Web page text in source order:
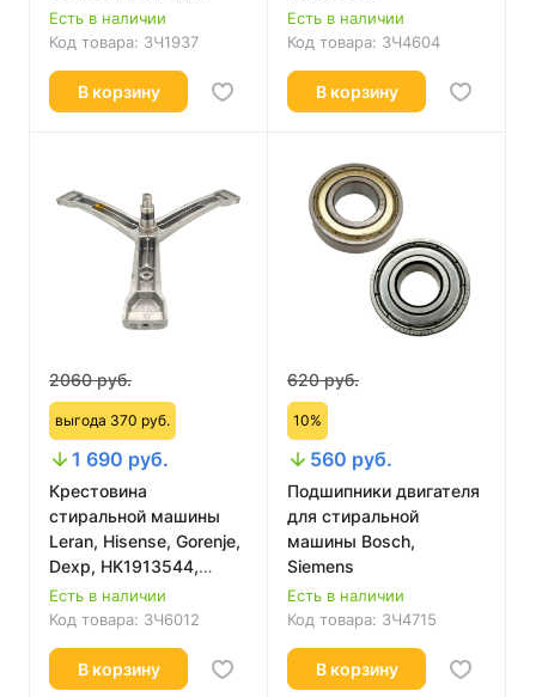
Есть в наличии
Код товара: ЗЧ1937
В корзину
Есть в наличии
Код товара: ЗЧ4604
В корзину
2060 руб.
выгода 370 руб.
1 690 руб.
Крестовина
стиральной машины
Leran, Hisense, Gorenje,
Dexp, HK1913544,
2233749
Есть в наличии
Код товара: ЗЧ6012
В корзину
620 руб.
10%
560 руб.
Подшипники двигателя
для стиральной
машины Bosch,
Siemens
Есть в наличии
Код товара: ЗЧ4715
В корзину